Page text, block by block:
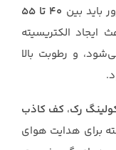
باید بین
۴۰ تا ۵۵
ایجاد الکتریسیته
و رطوبت بالا
رک، کف کاذب
برای هدایت هوای